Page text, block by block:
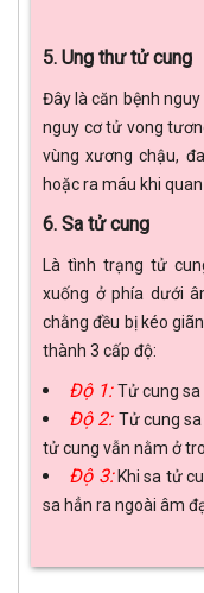
5. Ung thư tử cung
Đây là căn bệnh
nguy cơ tử vong
vùng xương chậu,
hoặc ra máu khi
6. Sa tử cung
Là tình trạng tử
xuống ở phía dưới
chằng đều bị kéo
thành 3 cấp độ:
Độ 1:Tử cung
Độ 2: Tử cung
tử cung vẫn nằm ở
Độ 3:Khi sa tử
sa hẳn ra ngoài âm